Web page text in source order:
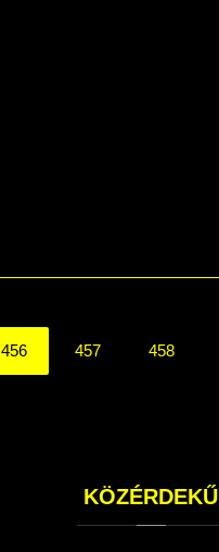
456 457 458
KÖZÉRDEKŰ